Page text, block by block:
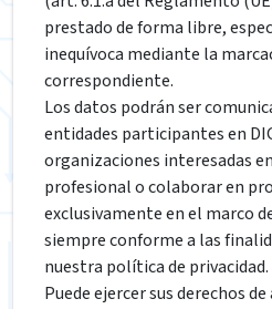
prestado de forma libre,
inequívoca mediante la
correspondiente.
Los datos podrán ser
entidades participantes en
organizaciones interesadas
profesional o colaborar en
exclusivamente en el marco
siempre conforme a las
nuestra política de privacidad.
Puede ejercer sus derechos